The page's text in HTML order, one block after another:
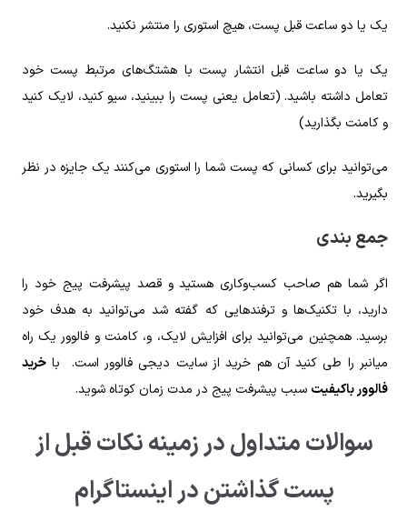
یک یا دو ساعت قبل پست، هیچ استوری را منتشر نکنید.
یک یا دو ساعت قبل انتشار پست با هشتگ‌های مرتبط پست خود
تعامل داشته باشید. (تعامل یعنی پست را ببینید، سیو کنید، لایک کنید
و کامنت بگذارید)
می‌توانید برای کسانی که پست شما را استوری می‌کنند یک جایزه در نظر
بگیرید.
جمع بندی
اگر شما هم صاحب کسب‌‌وکاری هستید و قصد پیشرفت پیج خود را
دارید، با تکنیک‌ها و ترفند‌هایی که گفته شد می‌توانید به هدف خود
برسید. همچنین می‌توانید برای افزایش لایک، و، کامنت و فالوور یک راه
میانبر را طی کنید آن هم خرید از سایت دیجی فالوور است. باخرید
فالوور‌ با‌کیفیت سبب پیشرفت پیج در مدت زمان کوتاه شوید.
سوالات متداول در زمینه نکات قبل از
پست گذاشتن در اینستاگرام